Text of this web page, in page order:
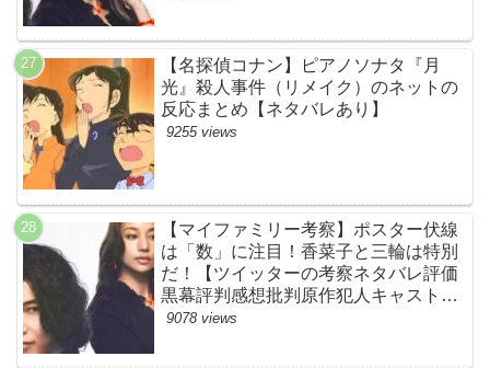
【名探偵コナン】ピアノソナタ『月
光』殺人事件（リメイク）のネットの
反応まとめ【ネタバレあり】
9255 views
【マイファミリー考察】ポスター伏線
は「数」に注目！香菜子と三輪は特別
だ！【ツイッターの考察ネタバレ評価
黒幕評判感想批判原作犯人キャスト脚
本あらすじ伏線まとめ】
9078 views